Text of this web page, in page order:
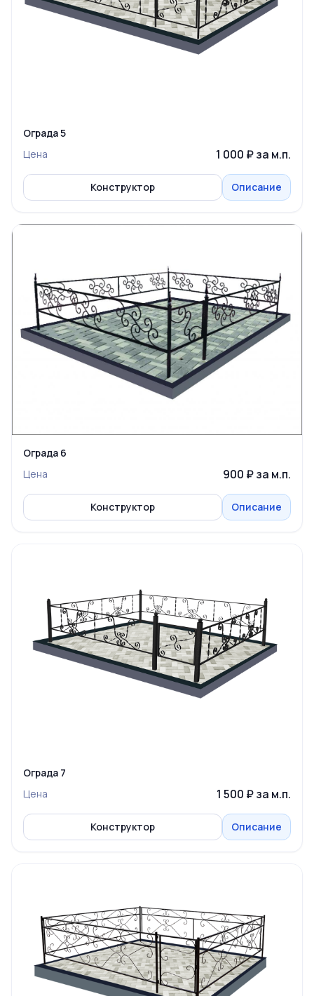
Ограда 5
Цена
1 000 ₽ за м.п.
Конструктор Описание
Ограда 6
Цена
900 ₽ за м.п.
Конструктор Описание
Ограда 7
Цена
1 500 ₽ за м.п.
Конструктор Описание